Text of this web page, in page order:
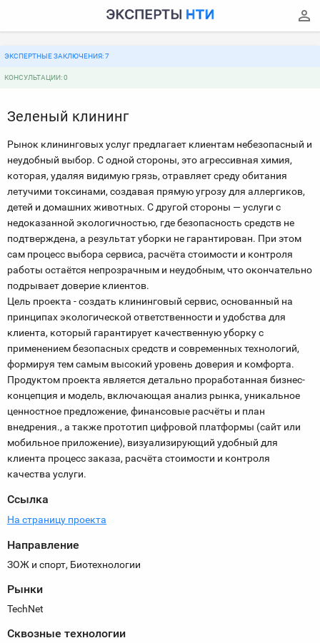
ЭКСПЕРТНЫЕ ЗАКЛЮЧЕНИЯ: 7
КОНСУЛЬТАЦИИ: 0
Зеленый клининг
Рынок клининговых услуг предлагает клиентам небезопасный и
неудобный выбор. С одной стороны, это агрессивная химия,
которая, удаляя видимую грязь, отравляет среду обитания
летучими токсинами, создавая прямую угрозу для аллергиков,
детей и домашних животных. С другой стороны — услуги с
недоказанной экологичностью, где безопасность средств не
подтверждена, а результат уборки не гарантирован. При этом
сам процесс выбора сервиса, расчёта стоимости и контроля
работы остаётся непрозрачным и неудобным, что окончательно
подрывает доверие клиентов.
Цель проекта - создать клининговый сервис, основанный на
принципах экологической ответственности и удобства для
клиента, который гарантирует качественную уборку с
применением безопасных средств и современных технологий,
формируя тем самым высокий уровень доверия и комфорта.
Продуктом проекта является детально проработанная бизнес-
концепция и модель, включающая анализ рынка, уникальное
ценностное предложение, финансовые расчёты и план
внедрения., а также прототип цифровой платформы (сайт или
мобильное приложение), визуализирующий удобный для
клиента процесс заказа, расчёта стоимости и контроля
качества услуги.
Ссылка
На страницу проекта
Направление
ЗОЖ и спорт, Биотехнологии
Рынки
TechNet
Сквозные технологии